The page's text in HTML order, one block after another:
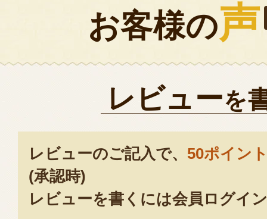
お客様の声
レビューを
レビューのご記入で、 50ポイン
(承認時)
レビューを書くには会員ログイ